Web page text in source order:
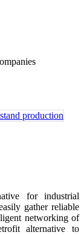
for industrial
gather reliable
networking of
alternative to